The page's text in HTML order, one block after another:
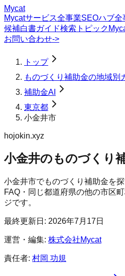
Mycat
Mycatサービス全事業SEOハブ全
候補白書ガイド検索トピック
お問い合わせ->
トップ
ものづくり補助金の地域別
補助金AI
東京都
小金井市
hojokin.xyz
小金井のものづくり
小金井市でものづくり補助金を
FAQ・同じ都道府県の他の市区
ジです。
最終更新日: 2026年7月17日
運営・編集: 株式会社Mycat
責任者: 村岡 功規